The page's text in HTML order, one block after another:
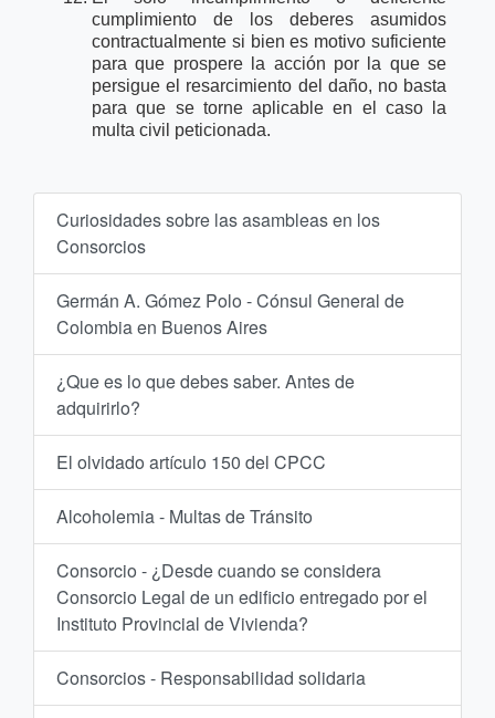
cumplimiento de los deberes asumidos
contractualmente si bien es motivo suficiente
para que prospere la acción por la que se
persigue el resarcimiento del daño, no basta
para que se torne aplicable en el caso la
multa civil peticionada.
Curiosidades sobre las asambleas en los
Consorcios
Germán A. Gómez Polo - Cónsul General de
Colombia en Buenos Aires
¿Que es lo que debes saber. Antes de
adquirirlo?
El olvidado artículo 150 del CPCC
Alcoholemia - Multas de Tránsito
Consorcio - ¿Desde cuando se considera
Consorcio Legal de un edificio entregado por el
Instituto Provincial de Vivienda?
Consorcios - Responsabilidad solidaria